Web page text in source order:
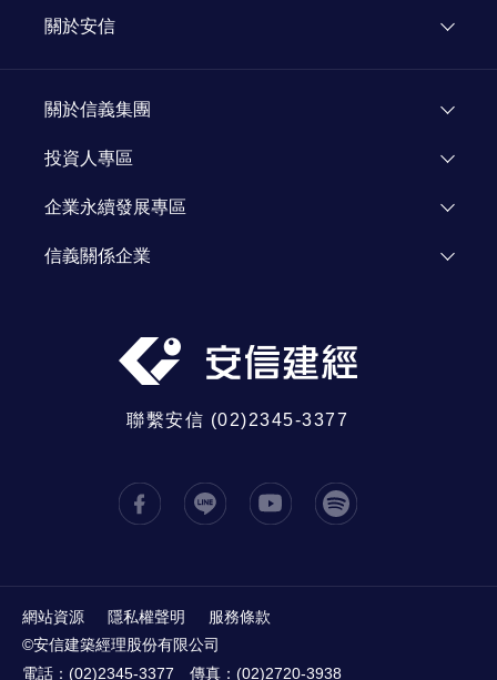
新聞專欄
關於安信
關於安信
顧問團隊
關於信義集團
了解信義
資源網站
投資人專區
投資人資訊
企業永續發展專區
企業永續發展
信義關係企業
信義居家
聯繫安信 (02)2345-3377
電話：(02)2345-3377 傳真：(02)2720-3938
網站資源 隱私權聲明
服務條款
©安信建築經理股份有限公司